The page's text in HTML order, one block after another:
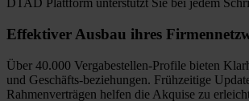
DTAD Plattform unterstützt Sie bei jedem
Effektiver Ausbau ihres
Über 40.000 Vergabestellen-Profile bieten
und Geschäfts-beziehungen. Frühzeitige
Rahmenverträgen helfen die Akquise zu